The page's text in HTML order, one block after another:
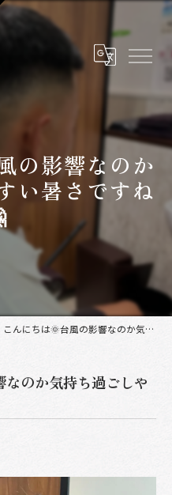
の影響なのか
い暑さですね
こんにちは🌞台風の影響なのか気持ち過ごしやすい暑さですね🤗
なのか気持ち過ごしや